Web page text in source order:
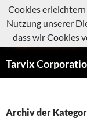
Zum
Inhalt
springen
Tarvix
Archiv der
Cookies
Nutzung unserer
dass wir Cookies